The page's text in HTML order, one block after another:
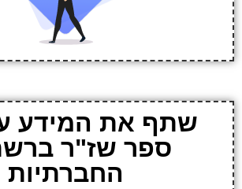
שתף את המידע
ספר שז"ר
החברתיות